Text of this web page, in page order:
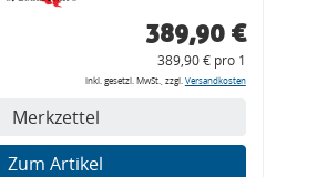
Zierleiste, 2x Kappe,
Montagewerkzeug)
389,90 €
389,90 € pro 1
inkl. gesetzl. MwSt., zzgl. Versandkosten
Merkzettel
Zum Artikel